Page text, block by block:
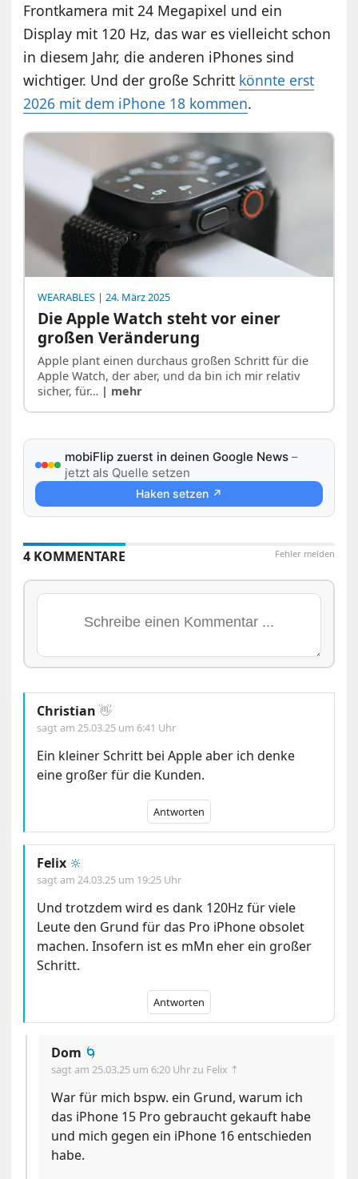
Frontkamera mit 24 Megapixel und ein
Display mit 120 Hz, das war es vielleicht schon
in diesem Jahr, die anderen iPhones sind
wichtiger. Und der große Schritt könnte erst
2026 mit dem iPhone 18 kommen.
WEARABLES | 24. März 2025
Die Apple Watch steht vor einer
großen Veränderung
Apple plant einen durchaus großen Schritt für die
Apple Watch, der aber, und da bin ich mir relativ
sicher, für… | mehr
mobiFlip zuerst in deinen Google News –
jetzt als Quelle setzen
Haken setzen ↗
Fehler melden
4 KOMMENTARE
Christian 👋
sagt am25.03.25 um 6:41 Uhr
Ein kleiner Schritt bei Apple aber ich denke
eine großer für die Kunden.
Antworten
Felix 🔆
sagt am24.03.25 um 19:25 Uhr
Und trotzdem wird es dank 120Hz für viele
Leute den Grund für das Pro iPhone obsolet
machen. Insofern ist es mMn eher ein großer
Schritt.
Antworten
Dom 🌀
sagt am25.03.25 um 6:20 Uhrzu Felix ⇡
War für mich bspw. ein Grund, warum ich
das iPhone 15 Pro gebraucht gekauft habe
und mich gegen ein iPhone 16 entschieden
habe.